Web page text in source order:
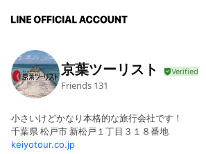
京葉ツーリスト
Friends 131
小さいけどかなり本格的な旅行会社です！
千葉県 松戸市 新松戸１丁目３１８番地
keiyotour.co.jp